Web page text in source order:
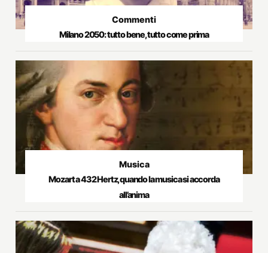
Commenti
Milano 2050: tutto bene, tutto come prima
Musica
Mozart a 432 Hertz, quando la musica si accorda
all’anima